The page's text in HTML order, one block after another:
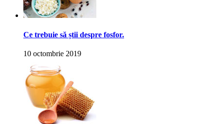
Ce trebuie să știi despre fosfor.
10 octombrie 2019